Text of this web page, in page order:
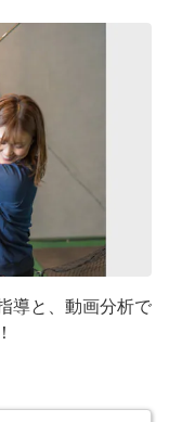
導と、動画分析で